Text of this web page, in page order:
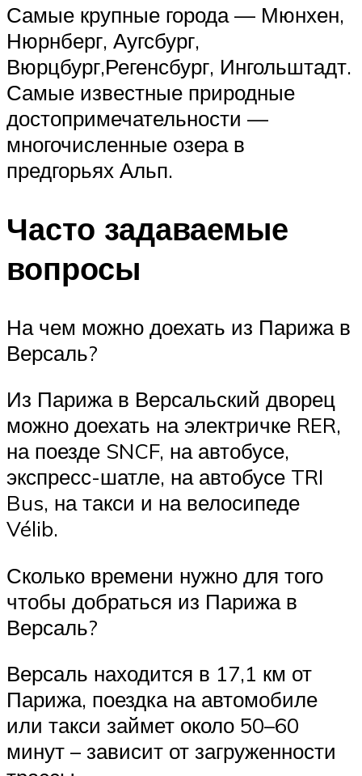
Самые крупные города — Мюнхен,
Нюрнберг, Аугсбург,
Вюрцбург,Регенсбург, Ингольштадт.
Самые известные природные
достопримечательности —
многочисленные озера в
предгорьях Альп.
Часто задаваемые
вопросы
️На чем можно доехать из Парижа в
Версаль?
Из Парижа в Версальский дворец
можно доехать на электричке RER,
на поезде SNCF, на автобусе,
экспресс-шатле, на автобусе TRI
Bus, на такси и на велосипеде
Vélib.
️Сколько времени нужно для того
чтобы добраться из Парижа в
Версаль?
Версаль находится в 17,1 км от
Парижа, поездка на автомобиле
или такси займет около 50–60
минут – зависит от загруженности